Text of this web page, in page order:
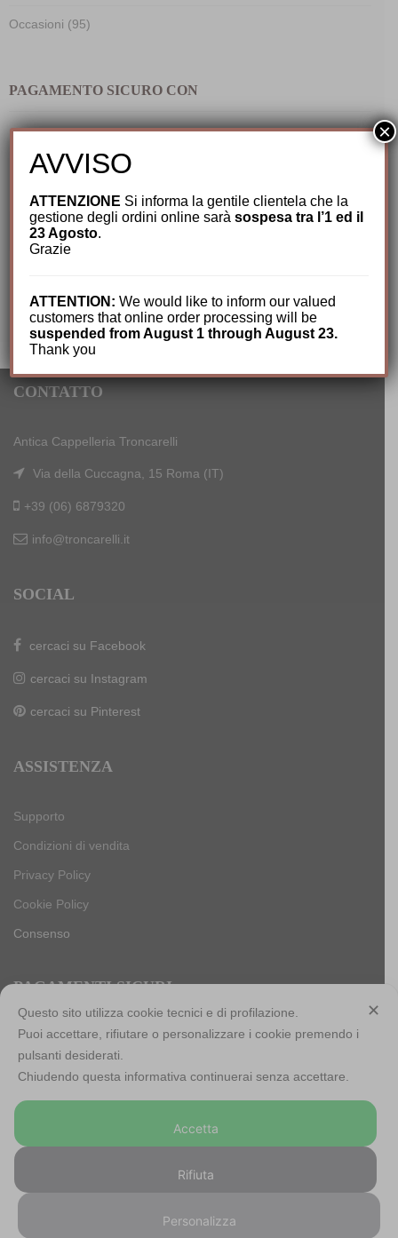
Occasioni (95)
PAGAMENTO SICURO CON
CONTATTO
Antica Cappelleria Troncarelli
Via della Cuccagna, 15 Roma (IT)
+39 (06) 6879320
info@troncarelli.it
SOCIAL
cercaci su Facebook
cercaci su Instagram
cercaci su Pinterest
ASSISTENZA
Supporto
Condizioni di vendita
Privacy Policy
Cookie Policy
Consenso
PAGAMENTI SICURI
Antica Cappelleria Troncarelli s.r.l. a socio unico
Codice Fiscale, Iscrizione registro imprese di Roma e Partita
IVA: 05803741007
Capitale sociale: € 10.000,00 int. versato
2026 – Antica Cappelleria Troncarelli ® – Powered and
✕
Questo sito utilizza cookie tecnici e di profilazione.
Puoi accettare, rifiutare o personalizzare i cookie premendo i
pulsanti desiderati.
Chiudendo questa informativa continuerai senza accettare.
Accetta
Rifiuta
Personalizza
AVVISO
ATTENZIONE Si informa la gentile clientela che la
gestione degli ordini online saràsospesa tra l’1 ed il
23 Agosto.
Grazie
ATTENTION: We would like to inform our valued
customers that online order processing will be
suspended from August 1 through August 23.
Thank you
×